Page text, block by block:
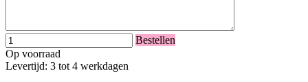
Bestellen
Op voorraad
Levertijd: 3 tot 4 werkdagen